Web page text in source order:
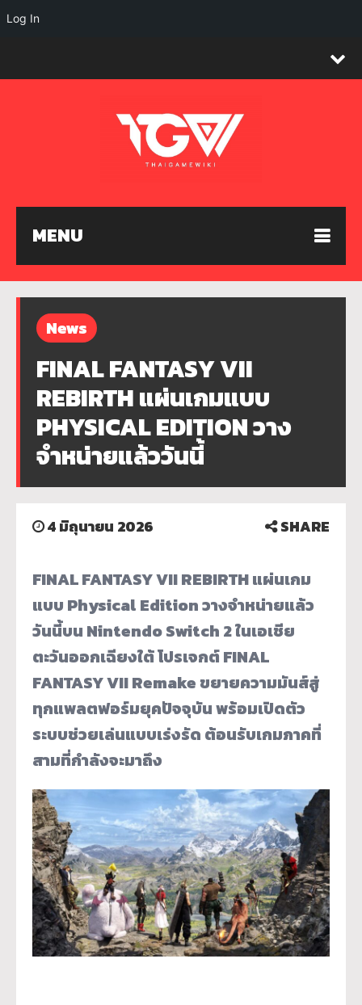
MENU
News
FINAL FANTASY VII
REBIRTH แผ่นเกมแบบ
PHYSICAL EDITION วาง
จำหน่ายแล้ววันนี้
4 มิถุนายน 2026 SHARE
FINAL FANTASY VII REBIRTH แผ่นเกม
แบบ Physical Edition วางจำหน่ายแล้ว
วันนี้บน Nintendo Switch 2 ในเอเชีย
ตะวันออกเฉียงใต้ โปรเจกต์ FINAL
FANTASY VII Remake ขยายความมันส์สู่
ทุกแพลตฟอร์มยุคปัจจุบัน พร้อมเปิดตัว
ระบบช่วยเล่นแบบเร่งรัด ต้อนรับเกมภาคที่
สามที่กำลังจะมาถึง
Log In